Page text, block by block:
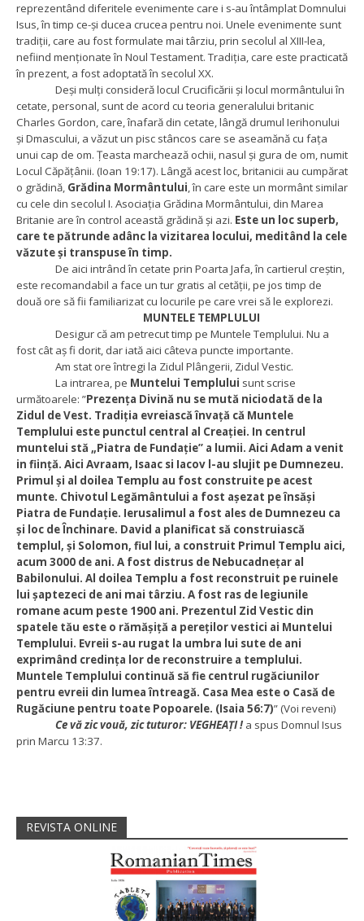
reprezentând diferitele evenimente care i s-au întâmplat Domnului
Isus, în timp ce-și ducea crucea pentru noi. Unele evenimente sunt
tradiţii, care au fost formulate mai târziu, prin secolul al XIII-lea,
nefiind menţionate în Noul Testament. Tradiţia, care este practicată
în prezent, a fost adoptată în secolul XX.
Deși mulți consideră locul Crucificării și locul mormântului în
cetate, personal, sunt de acord cu teoria generalului britanic
Charles Gordon, care, înafară din cetate, lângă drumul Ierihonului
și Dmascului, a văzut un pisc stâncos care se aseamănă cu fața
unui cap de om. Țeasta marchează ochii, nasul și gura de om, numit
Locul Căpățânii. (Ioan 19:17). Lângă acest loc, britanicii au cumpărat
o grădină, Grădina Mormântului, în care este un mormânt similar
cu cele din secolul I. Asociația Grădina Mormântului, din Marea
Britanie are în control această grădină și azi. Este un loc superb,
care te pătrunde adânc la vizitarea locului, meditând la cele
văzute și transpuse în timp.
De aici intrând în cetate prin Poarta Jafa, în cartierul creștin,
este recomandabil a face un tur gratis al cetății, pe jos timp de
două ore să fii familiarizat cu locurile pe care vrei să le explorezi.
MUNTELE TEMPLULUI
Desigur că am petrecut timp pe Muntele Templului. Nu a
fost cât aș fi dorit, dar iată aici câteva puncte importante.
Am stat ore întregi la Zidul Plângerii, Zidul Vestic.
La intrarea, pe Muntelui Templului sunt scrise
următoarele: ”Prezența Divină nu se mută niciodată de la
Zidul de Vest. Tradiția evreiască învață că Muntele
Templului este punctul central al Creației. In centrul
muntelui stă „Piatra de Fundație” a lumii. Aici Adam a venit
in ființă. Aici Avraam, Isaac si Iacov l-au slujit pe Dumnezeu.
Primul și al doilea Templu au fost construite pe acest
munte. Chivotul Legământului a fost așezat pe însăși
Piatra de Fundație. Ierusalimul a fost ales de Dumnezeu ca
și loc de Închinare. David a planificat să construiască
templul, și Solomon, fiul lui, a construit Primul Templu aici,
acum 3000 de ani. A fost distrus de Nebucadnețar al
Babilonului. Al doilea Templu a fost reconstruit pe ruinele
lui șaptezeci de ani mai târziu. A fost ras de legiunile
romane acum peste 1900 ani. Prezentul Zid Vestic din
spatele tău este o rămășiță a pereților vestici ai Muntelui
Templului. Evreii s-au rugat la umbra lui sute de ani
exprimând credința lor de reconstruire a templului.
Muntele Templului continuă să fie centrul rugăciunilor
pentru evreii din lumea întreagă. Casa Mea este o Casă de
Rugăciune pentru toate Popoarele. (Isaia 56:7)” (Voi reveni)
Ce vă zic vouă, zic tuturor: VEGHEAŢI ! a spus Domnul Isus
prin Marcu 13:37.
REVISTA ONLINE